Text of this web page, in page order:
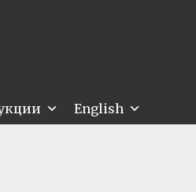
English